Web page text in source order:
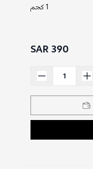
1 كجم
390 SAR